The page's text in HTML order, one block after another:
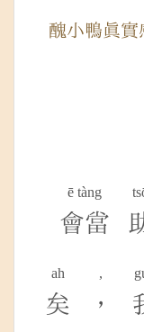
醜小鴨真實
ē tàng
會當
ah
矣
,
，